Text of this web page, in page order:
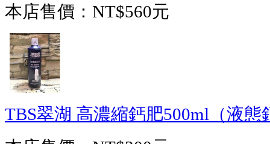
本店售價： NT$560元
TBS翠湖 高濃縮鈣肥500ml（液態